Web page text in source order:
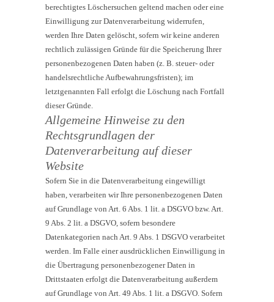
berechtigtes Löschersuchen geltend machen oder eine
Einwilligung zur Datenverarbeitung widerrufen,
werden Ihre Daten gelöscht, sofern wir keine anderen
rechtlich zulässigen Gründe für die Speicherung Ihrer
personenbezogenen Daten haben (z. B. steuer- oder
handelsrechtliche Aufbewahrungsfristen); im
letztgenannten Fall erfolgt die Löschung nach Fortfall
dieser Gründe.
Allgemeine Hinweise zu den
Rechtsgrundlagen der
Datenverarbeitung auf dieser
Website
Sofern Sie in die Datenverarbeitung eingewilligt
haben, verarbeiten wir Ihre personenbezogenen Daten
auf Grundlage von Art. 6 Abs. 1 lit. a DSGVO bzw. Art.
9 Abs. 2 lit. a DSGVO, sofern besondere
Datenkategorien nach Art. 9 Abs. 1 DSGVO verarbeitet
werden. Im Falle einer ausdrücklichen Einwilligung in
die Übertragung personenbezogener Daten in
Drittstaaten erfolgt die Datenverarbeitung außerdem
auf Grundlage von Art. 49 Abs. 1 lit. a DSGVO. Sofern